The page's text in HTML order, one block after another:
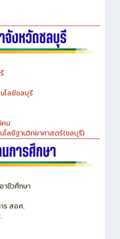
โลยีชลบุรี
ลยีฐานวิทยาศาสตร์(ชลบุรี)
ชีวศึกษา
สอศ.
ะบบราชการ